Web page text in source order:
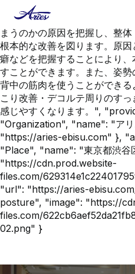
{ "@context": "https://
"name": "姿勢矯正",
まうのかの原因を把握し、整
根本的な改善を図ります。原
癖などを把握することにより
すことができます。また、姿勢
背中の筋肉を使うことができ
こり改善・デコルテ周りのす
感じやすくなります。",
"Organization", "name": "ア
"https://aries-ebisu.com" },
"Place", "name": "東京都渋
"https://cdn.prod.website-
files.com/
"url": "https://aries-
posture", "image": "https://
files.com/
02.png" }